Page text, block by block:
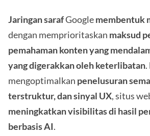
Jaringan sarafGooglemembentuk
dengan memprioritaskan maksud
pemahaman konten yang
yang digerakkan oleh keterlibatan
mengoptimalkan penelusuran
terstruktur, dan sinyal UX, situs
meningkatkan visibilitas di hasil
berbasis AI.